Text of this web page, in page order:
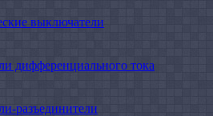
выключатели
дифференциального тока
разъединители